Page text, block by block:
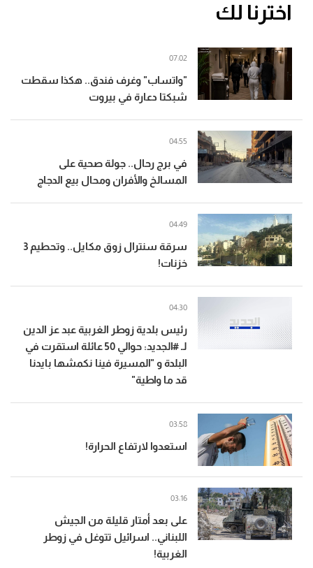
اخترنا لك
"واتساب" وغرف فندق.. هكذا سقطت
شبكتا دعارة في بيروت
07:02
في برج رحال.. جولة صحية على
المسالخ والأفران ومحال بيع الدجاج
04:55
سرقة سنترال زوق مكايل.. وتحطيم 3
خزنات!
04:49
رئيس بلدية زوطر الغربية عبد عز الدين
لـ #الجديد: حوالي 50 عائلة استقرت في
البلدة و "المسيرة فينا نكمشها بايدنا
قد ما واطية"
04:30
استعدوا لارتفاع الحرارة!
03:58
على بعد أمتار قليلة من الجيش
اللبناني.. اسرائيل تتوغل في زوطر
الغربية!
03:16